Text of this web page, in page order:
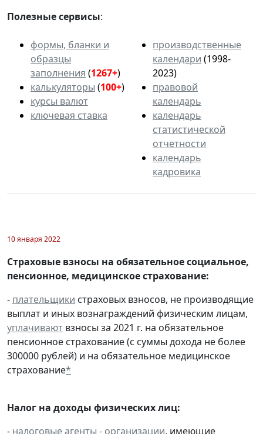
Полезные сервисы:
формы, бланки и
образцы
заполнения (1267+)
калькуляторы (100+)
курсы валют
ключевая ставка
производственные
календари (1998-
2023)
правовой
календарь
календарь
статистической
отчетности
календарь
кадровика
10 января 2022
Страховые взносы на обязательное социальное,
пенсионное, медицинское страхование:
- плательщики страховых взносов, не производящие
выплат и иных вознаграждений физическим лицам,
уплачивают взносы за 2021 г. на обязательное
пенсионное страхование (с суммы дохода не более
300000 рублей) и на обязательное медицинское
страхование*
Налог на доходы физических лиц:
- налоговые агенты - организации, имеющие